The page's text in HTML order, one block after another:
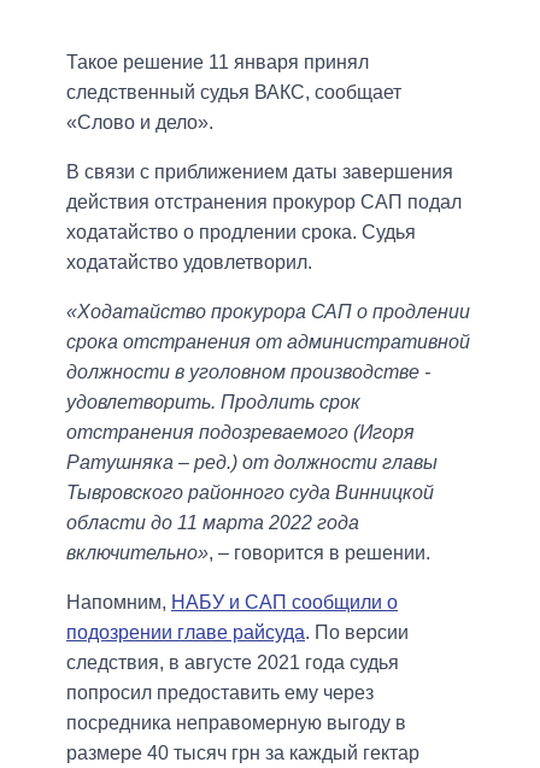
Такое решение 11 января принял
следственный судья ВАКС, сообщает
«Слово и дело».
В связи с приближением даты завершения
действия отстранения прокурор САП подал
ходатайство о продлении срока. Судья
ходатайство удовлетворил.
«Ходатайство прокурора САП о продлении
срока отстранения от административной
должности в уголовном производстве -
удовлетворить. Продлить срок
отстранения подозреваемого (Игоря
Ратушняка – ред.) от должности главы
Тывровского районного суда Винницкой
области до 11 марта 2022 года
включительно», – говорится в решении.
Напомним, НАБУ и САП сообщили о
подозрении главе райсуда. По версии
следствия, в августе 2021 года судья
попросил предоставить ему через
посредника неправомерную выгоду в
размере 40 тысяч грн за каждый гектар